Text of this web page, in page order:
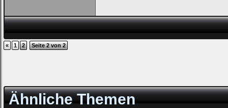
« 1 2 Seite 2 von 2
Ähnliche Themen